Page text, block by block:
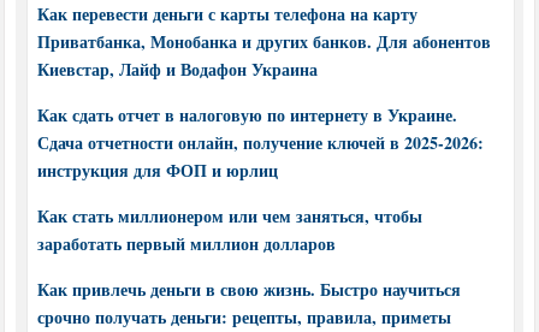
Как перевести деньги с карты телефона на карту
Приватбанка, Монобанка и других банков. Для абонентов
Киевстар, Лайф и Водафон Украина
Как сдать отчет в налоговую по интернету в Украине.
Сдача отчетности онлайн, получение ключей в 2025-2026:
инструкция для ФОП и юрлиц
Как стать миллионером или чем заняться, чтобы
заработать первый миллион долларов
Как привлечь деньги в свою жизнь. Быстро научиться
срочно получать деньги: рецепты, правила, приметы